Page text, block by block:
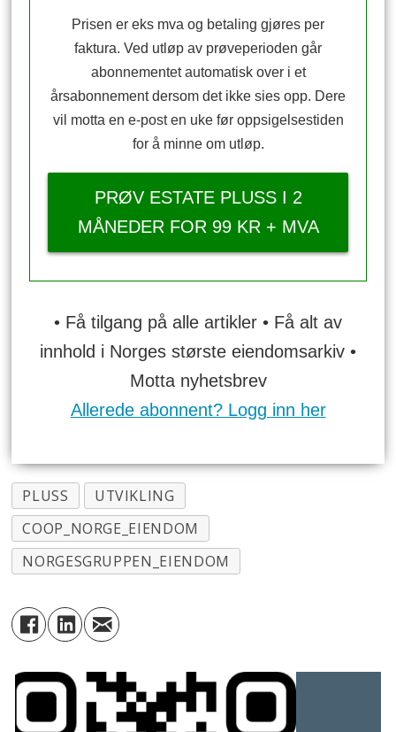
Prisen er eks mva og betaling gjøres per
faktura. Ved utløp av prøveperioden går
abonnementet automatisk over i et
årsabonnement dersom det ikke sies opp. Dere
vil motta en e-post en uke før oppsigelsestiden
for å minne om utløp.
PRØV ESTATE PLUSS I 2
MÅNEDER FOR 99 KR + MVA
• Få tilgang på alle artikler • Få alt av
innhold i Norges største eiendomsarkiv •
Motta nyhetsbrev
Allerede abonnent? Logg inn her
PLUSS
UTVIKLING
COOP_NORGE_EIENDOM
NORGESGRUPPEN_EIENDOM